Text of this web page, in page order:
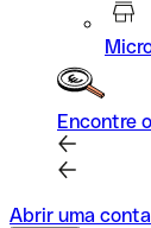
Encontre
Abrir uma conta